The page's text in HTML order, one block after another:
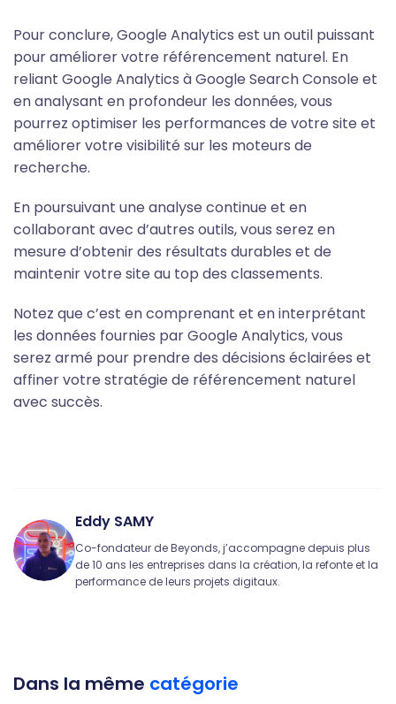
Pour conclure, Google Analytics est un outil puissant
pour améliorer votre référencement naturel. En
reliant Google Analytics à Google Search Console et
en analysant en profondeur les données, vous
pourrez optimiser les performances de votre site et
améliorer votre visibilité sur les moteurs de
recherche.
En poursuivant une analyse continue et en
collaborant avec d’autres outils, vous serez en
mesure d’obtenir des résultats durables et de
maintenir votre site au top des classements.
Notez que c’est en comprenant et en interprétant
les données fournies par Google Analytics, vous
serez armé pour prendre des décisions éclairées et
affiner votre stratégie de référencement naturel
avec succès.
Eddy SAMY
Co-fondateur de Beyonds, j’accompagne depuis plus
de 10 ans les entreprises dans la création, la refonte et la
performance de leurs projets digitaux.
Dans la même catégorie